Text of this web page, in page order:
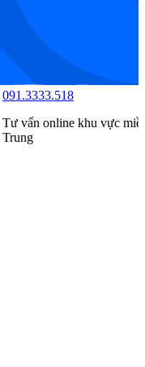
091.3333.518
Tư vấn online khu vực
Trung